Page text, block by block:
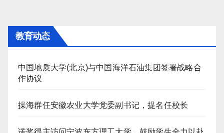
教育动态
中国地质大学(北京)与中国海洋石油集团签署战略合
作协议
操海群任安徽农业大学党委副书记，提名任校长